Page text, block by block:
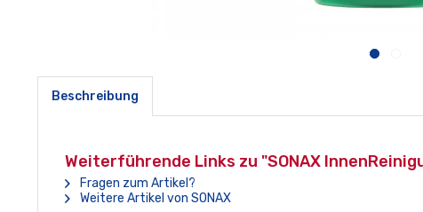
Beschreibung
Weiterführende Links zu "SONAX
Fragen zum Artikel?
Weitere Artikel von SONAX